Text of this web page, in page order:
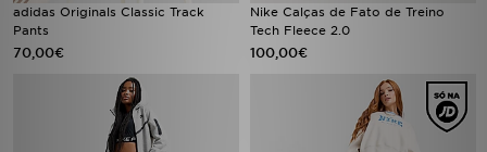
adidas Originals Classic Track
Pants
70,00€
Nike Calças de Fato de Treino
Tech Fleece 2.0
100,00€